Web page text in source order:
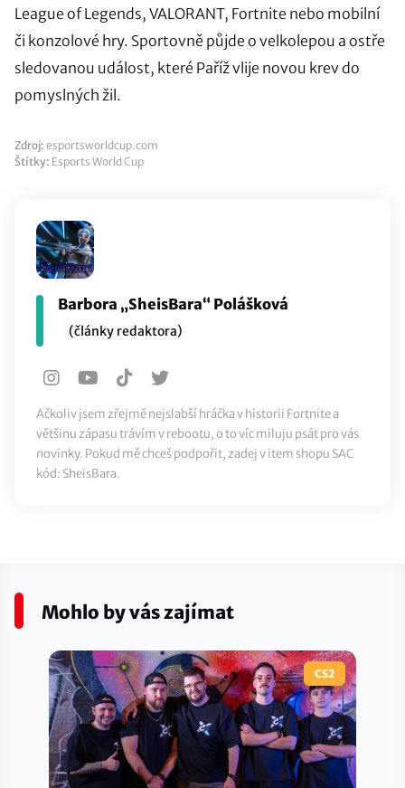
League of Legends, VALORANT, Fortnite nebo mobilní
či konzolové hry. Sportovně půjde o velkolepou a ostře
sledovanou událost, které Paříž vlije novou krev do
pomyslných žil.
Zdroj: esportsworldcup.com
Štítky: Esports World Cup
Barbora „SheisBara“ Polášková
(články redaktora)
Ačkoliv jsem zřejmě nejslabší hráčka v historii Fortnite a
většinu zápasu trávím v rebootu, o to víc miluju psát pro vás
novinky. Pokud mě chceš podpořit, zadej v item shopu SAC
kód: SheisBara.
Mohlo by vás zajímat
CS2